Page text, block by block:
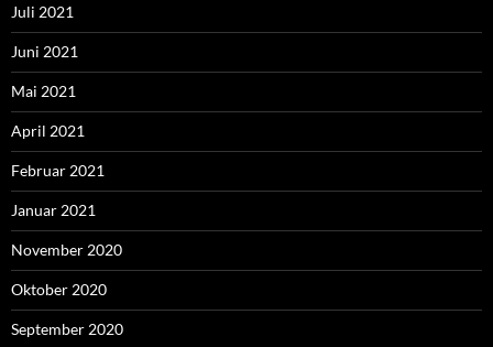
Juli 2021
Juni 2021
Mai 2021
April 2021
Februar 2021
Januar 2021
November 2020
Oktober 2020
September 2020